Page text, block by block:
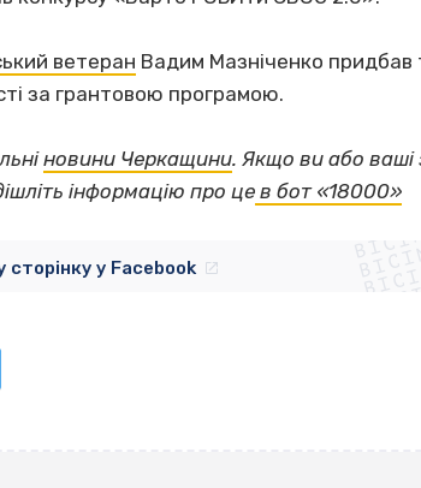
ветеран Вадим Мазніченко придбав
за грантовою програмою.
новини Черкащини. Якщо ви або ваші
інформацію про це в бот «18000»
у Facebook